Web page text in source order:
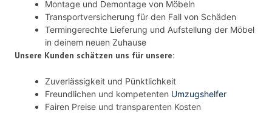
Montage und Demontage von Möbeln
Transportversicherung für den Fall von Schäden
Termingerechte Lieferung und Aufstellung der Möbel
in deinem neuen Zuhause
Unsere Kunden schätzen uns für unsere:
Zuverlässigkeit und Pünktlichkeit
Freundlichen und kompetenten Umzugshelfer
Fairen Preise und transparenten Kosten